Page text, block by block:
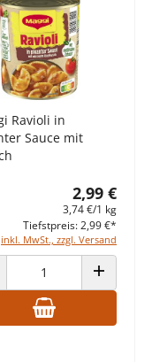
Ravioli in
Sauce mit
2,99 €
3,74 €/1 kg
inkl. MwSt., zzgl. Versand
Tiefstpreis: 2,99 €*
VERRINGERN ANZAHL